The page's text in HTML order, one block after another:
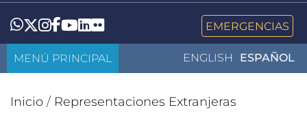
Whatsapp
Twitter
Instagram
Facebook
YouTube
LinkedIn
Flickr EMERGENCIAS
ENGLISH ESPAÑOL
MENÚ PRINCIPAL
Inicio / Representaciones Extranjeras